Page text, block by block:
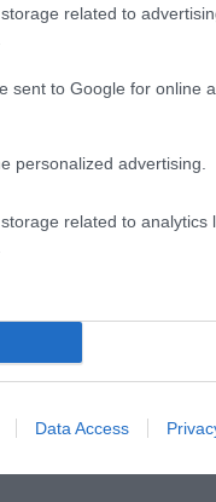
related to
sent to Google for online
personalized advertising.
related to analytics
Data Access